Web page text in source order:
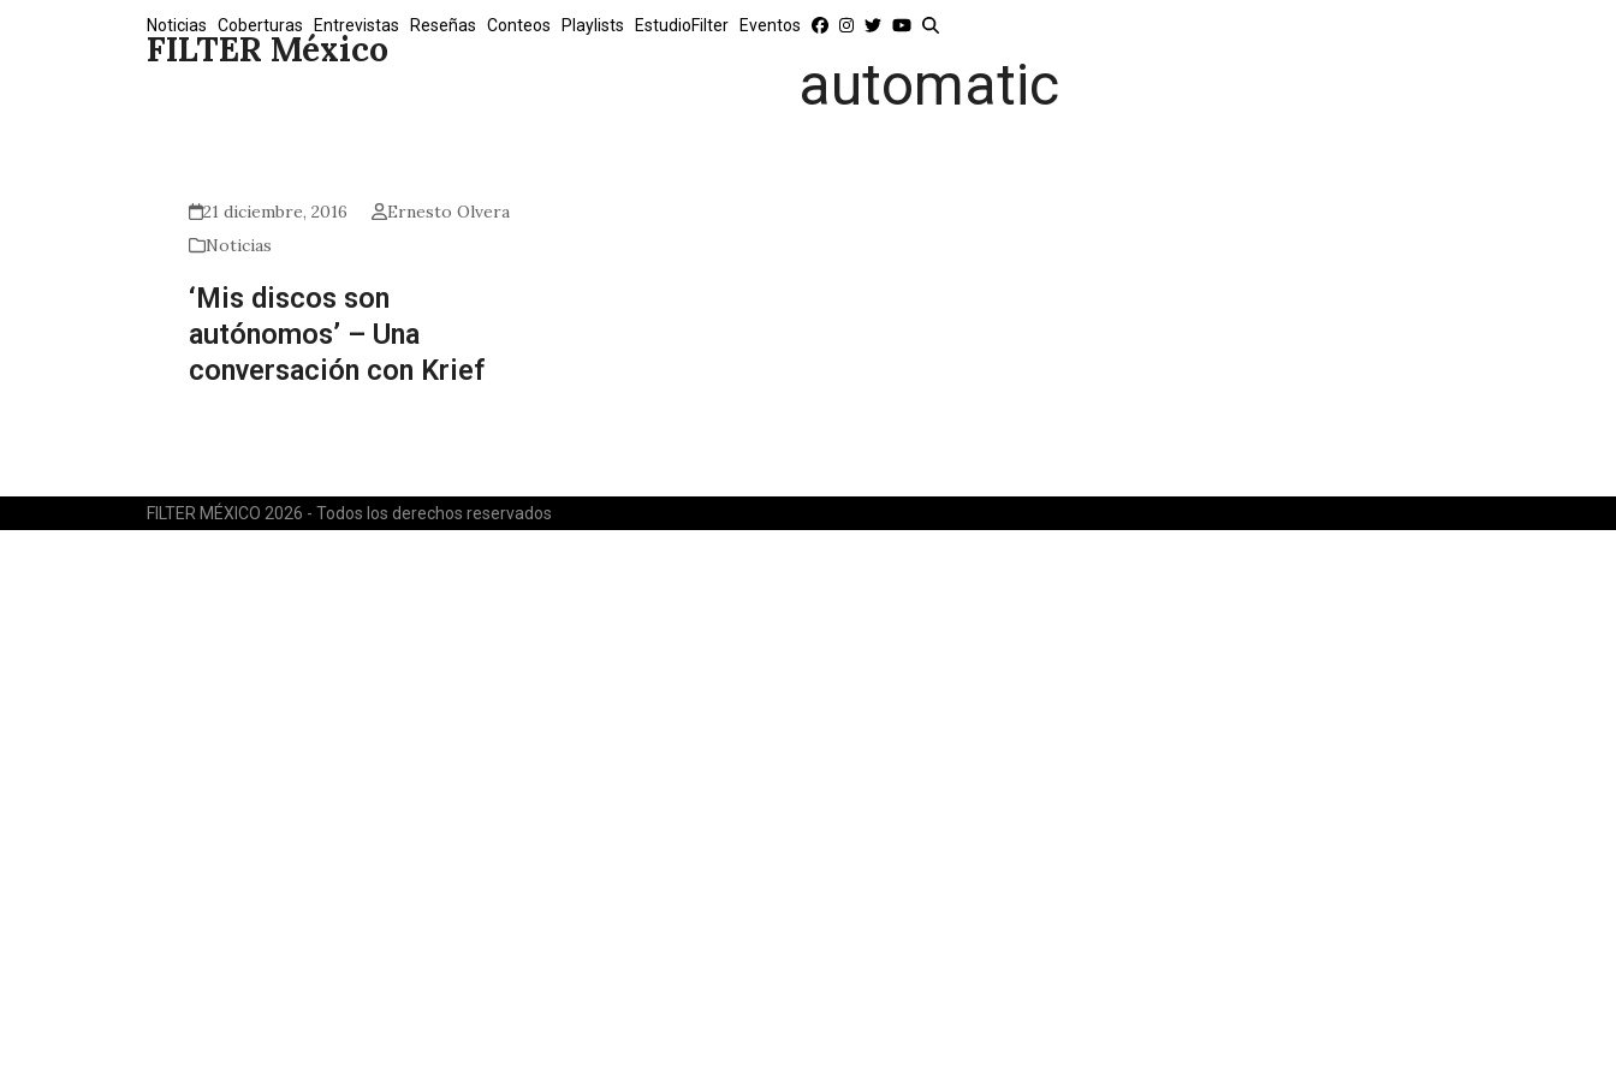
FILTER México
Noticias Coberturas Entrevistas Reseñas Conteos Playlists EstudioFilter Eventos
automatic
21 diciembre, 2016
Ernesto Olvera
Noticias
‘Mis discos son
autónomos’ – Una
conversación con Krief
FILTER MÉXICO 2026 - Todos los derechos reservados